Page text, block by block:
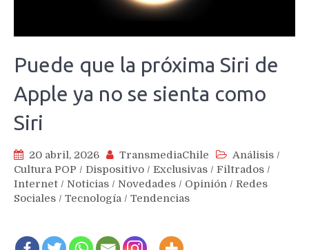
Puede que la próxima Siri de
Apple ya no se sienta como
Siri
20 abril, 2026 TransmediaChile Análisis /
Cultura POP / Dispositivo / Exclusivas / Filtrados /
Internet / Noticias / Novedades / Opinión / Redes
Sociales / Tecnología / Tendencias